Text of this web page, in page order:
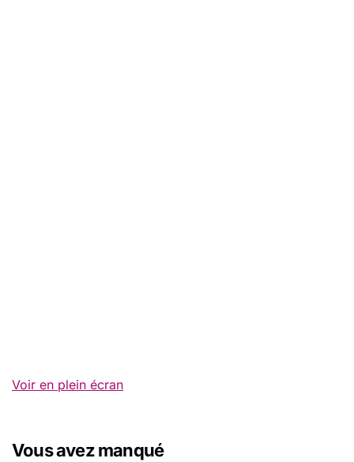
Voir en plein écran
Vous avez manqué